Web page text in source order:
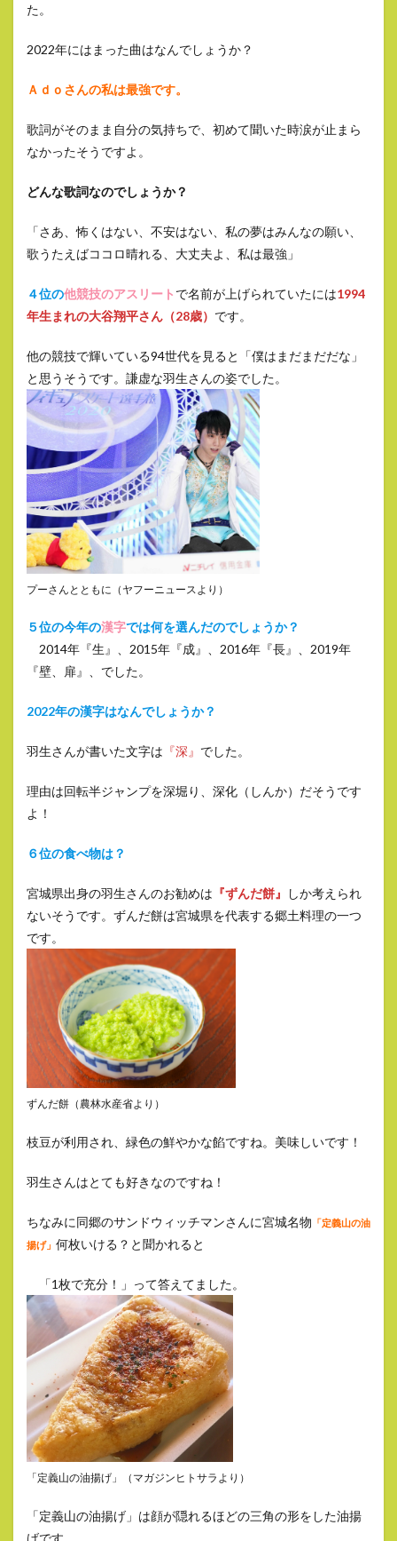
た。
2022年にはまった曲はなんでしょうか？
Ａｄｏさんの私は最強です。
歌詞がそのまま自分の気持ちで、初めて聞いた時涙が止まら
なかったそうですよ。
どんな歌詞なのでしょうか？
「さあ、怖くはない、不安はない、私の夢はみんなの願い、
歌うたえばココロ晴れる、大丈夫よ、私は最強」
４位の他競技のアスリート で名前が上げられていたには1994
年生まれの大谷翔平さん（28歳） です。
他の競技で輝いている94世代を見ると「僕はまだまだだな」
と思うそうです。謙虚な羽生さんの姿でした。
プーさんとともに（ヤフーニュースより）
５位の今年の漢字では何を選んだのでしょうか？
2014年『生』、2015年『成』、2016年『長』、2019年
『壁、扉』、でした。
2022年の漢字はなんでしょうか？
羽生さんが書いた文字は 『深』 でした。
理由は回転半ジャンプを深堀り、深化（しんか）だそうです
よ！
６位の食べ物は？
宮城県出身の羽生さんのお勧めは 『ずんだ餅』
しか考えられ
ないそうです。ずんだ餅は宮城県を代表する郷土料理の一つ
です。
ずんだ餅（農林水産省より）
枝豆が利用され、緑色の鮮やかな餡ですね。美味しいです！
羽生さんはとても好きなのですね！
ちなみに同郷のサンドウィッチマンさんに宮城名物 「定義山の油
揚げ」 何枚いける？と聞かれると
「1枚で充分！」って答えてました。
「定義山の油揚げ」（マガジンヒトサラより）
「定義山の油揚げ」は顔が隠れるほどの三角の形をした油揚